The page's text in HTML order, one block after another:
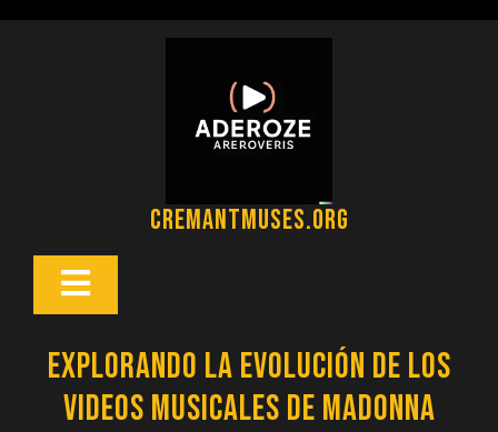
cremantmuses.org
Botón
Explorando la Evolución de los
Videos Musicales de Madonna